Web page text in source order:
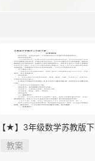
【★】3年级数学苏教版
教案第9单元后《上学时
教案